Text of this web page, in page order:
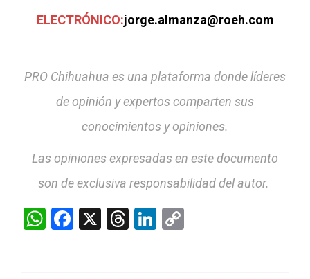
ELECTRÓNICO:jorge.almanza@roeh.com
PRO Chihuahua es una plataforma donde líderes
de opinión y expertos comparten sus
conocimientos y opiniones.
Las opiniones expresadas en este documento
son de exclusiva responsabilidad del autor.
WhatsApp
Facebook
X Threads
LinkedIn